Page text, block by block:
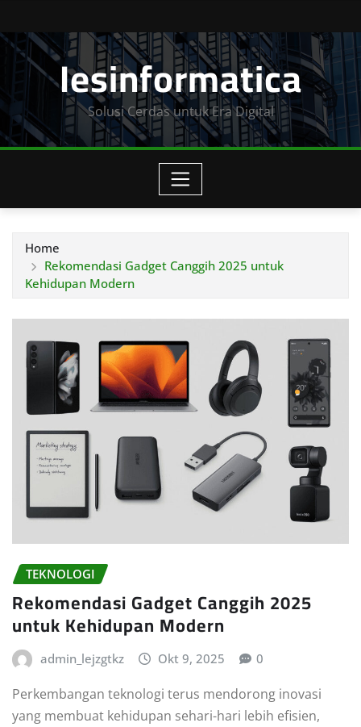
to
content
Iesinformatica
Solusi Cerdas untuk Era Digital
Home
Rekomendasi Gadget Canggih 2025 untuk
Kehidupan Modern
TEKNOLOGI
Rekomendasi Gadget Canggih 2025
untuk Kehidupan Modern
admin_lejzgtkz Okt 9, 2025 0
Perkembangan teknologi terus mendorong inovasi
yang membuat kehidupan sehari-hari lebih efisien,